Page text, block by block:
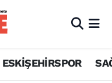
ESKİŞEHİRSPOR